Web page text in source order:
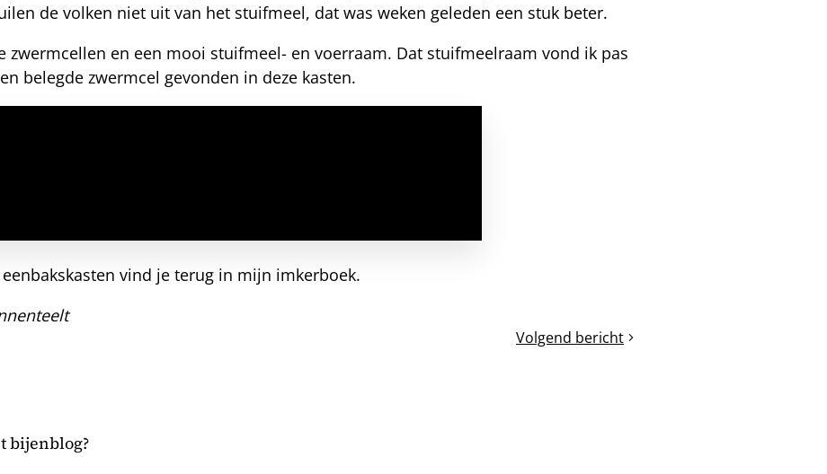
de volken niet uit van het stuifmeel, dat was weken geleden een stuk beter.
zwermcellen en een mooi stuifmeel- en voerraam. Dat stuifmeelraam vond ik pas
belegde zwermcel gevonden in deze kasten.
vind je terug in mijn imkerboek.
Volgend bericht
Raathoning
bijenblog?